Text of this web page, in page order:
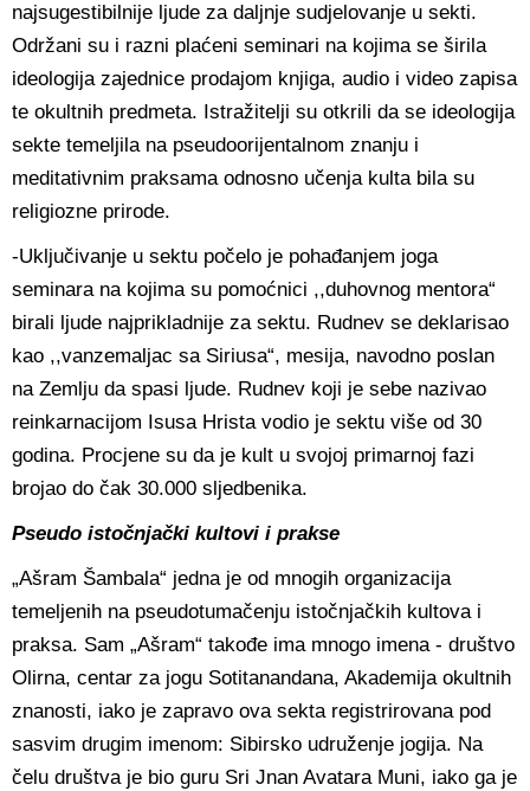
najsugestibilnije ljude za daljnje sudjelovanje u sekti.
Održani su i razni plaćeni seminari na kojima se širila
ideologija zajednice prodajom knjiga, audio i video zapisa
te okultnih predmeta. Istražitelji su otkrili da se ideologija
sekte temeljila na pseudoorijentalnom znanju i
meditativnim praksama odnosno učenja kulta bila su
religiozne prirode.
-Uključivanje u sektu počelo je pohađanjem joga
seminara na kojima su pomoćnici ,,duhovnog mentora“
birali ljude najprikladnije za sektu. Rudnev se deklarisao
kao ,,vanzemaljac sa Siriusa“, mesija, navodno poslan
na Zemlju da spasi ljude. Rudnev koji je sebe nazivao
reinkarnacijom Isusa Hrista vodio je sektu više od 30
godina. Procjene su da je kult u svojoj primarnoj fazi
brojao do čak 30.000 sljedbenika.
Pseudo istočnjački kultovi i prakse
„Ašram Šambala“ jedna je od mnogih organizacija
temeljenih na pseudotumačenju istočnjačkih kultova i
praksa. Sam „Ašram“ takođe ima mnogo imena - društvo
Olirna, centar za jogu Sotitanandana, Akademija okultnih
znanosti, iako je zapravo ova sekta registrirovana pod
sasvim drugim imenom: Sibirsko udruženje jogija. Na
čelu društva je bio guru Sri Jnan Avatara Muni, iako ga je